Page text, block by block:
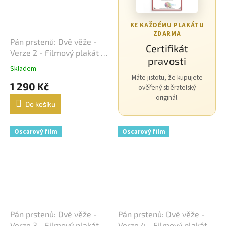
Jean-Claude Van Damme
Mel Gibson
Eva Holubová
Matt Damon 41
Samuel L. Jackson
Lukáš Vaculík 40
Pán prstenů: Dvě věže -
Verze 2 - Filmový plakát /
Fotoska / Slepka (cca A4)
Skladem
1 290 Kč
Do košíku
KE KAŽDÉMU PLAKÁTU
ZDARMA
Certifikát
pravosti
Máte jistotu, že kupujete
ověřený sběratelský
originál.
Oscarový film
Pán prstenů: Dvě věže -
Oscarový film
Pán prstenů: Dvě věže -